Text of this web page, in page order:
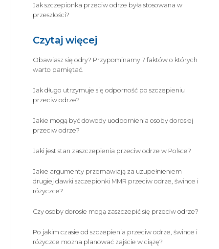
Jak szczepionka przeciw odrze była stosowana w
przeszłości?
Czytaj więcej
Obawiasz się odry? Przypominamy 7 faktów o których
warto pamiętać.
Jak długo utrzymuje się odporność po szczepieniu
przeciw odrze?
Jakie mogą być dowody uodpornienia osoby dorosłej
przeciw odrze?
Jaki jest stan zaszczepienia przeciw odrze w Polsce?
Jakie argumenty przemawiają za uzupełnieniem
drugiej dawki szczepionki MMR przeciw odrze, śwince i
różyczce?
Czy osoby dorosłe mogą zaszczepić się przeciw odrze?
Po jakim czasie od szczepienia przeciw odrze, śwince i
różyczce można planować zajście w ciążę?